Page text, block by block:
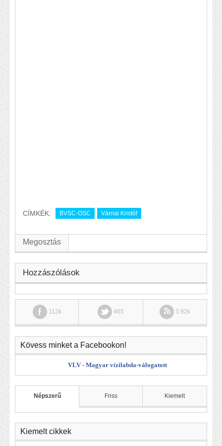
CÍMKÉK: BVSC-OSC Várnai Kristóf
Megosztás
Hozzászólások
112k 465 3.92k
Kövess minket a Facebookon!
VLV - Magyar vízilabda-válogatott
Népszerű Friss Kiemelt
Kiemelt cikkek